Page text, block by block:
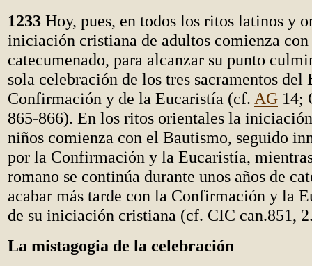
1233 Hoy, pues, en todos los ritos latinos y
iniciación cristiana de adultos comienza con
catecumenado, para alcanzar su punto
sola celebración de los tres sacramentos del
Confirmación y de la Eucaristía (cf. AG 14;
865-866). En los ritos orientales la
niños comienza con el Bautismo, seguido
por la Confirmación y la Eucaristía,
romano se continúa durante unos años de
acabar más tarde con la Confirmación y la
de su iniciación cristiana (cf. CIC can.851,
La mistagogia de la celebración